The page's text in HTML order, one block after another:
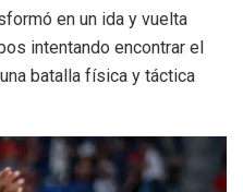
en un ida y vuelta
intentando encontrar el
batalla física y táctica